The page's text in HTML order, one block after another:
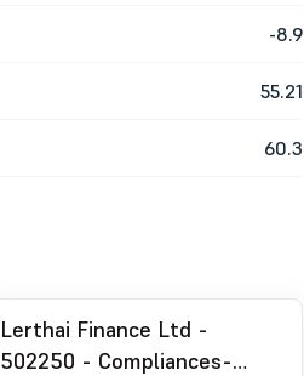
-8.9
55.21
60.3
Lerthai Finance Ltd -
502250 - Compliances-